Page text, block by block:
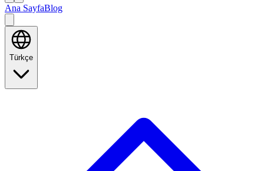
Ana SayfaBlog
Türkçe